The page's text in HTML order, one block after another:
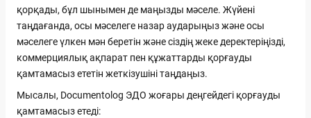
қорқады, бұл шынымен де маңызды мәселе. Жүйені
таңдағанда, осы мәселеге назар аударыңыз және осы
мәселеге үлкен мән беретін және сіздің жеке деректеріңізді,
коммерциялық ақпарат пен құжаттарды қорғауды
қамтамасыз ететін жеткізушіні таңдаңыз.
Мысалы, Documentolog ЭДО жоғары деңгейдегі қорғауды
қамтамасыз етеді: